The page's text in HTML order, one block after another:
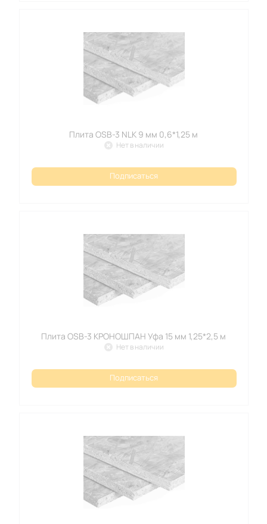
Плита OSB-3 NLK 9 мм 0,6*1,25 м
Нет в наличии
Подписаться
Плита OSB-3 КРОНОШПАН Уфа 15 мм 1,25*2,5 м
Нет в наличии
Подписаться